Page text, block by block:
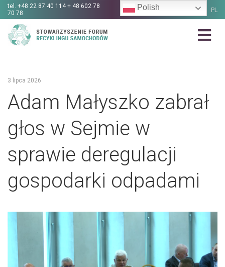
tel. +48 22 87 40 114 + 48 602 78
70 78
PL
3 lipca 2026
Adam Małyszko zabrał
głos w Sejmie w
sprawie deregulacji
gospodarki odpadami
Polish